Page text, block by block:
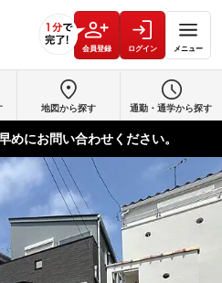
会員登録 ログイン メニュー
地図から探す 通勤・通学から探す
めにお問い合わせください。